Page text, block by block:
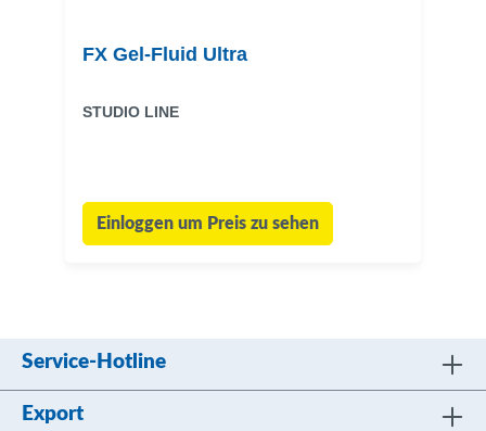
FX Gel-Fluid Ultra
STUDIO LINE
Einloggen um Preis zu sehen
Service-Hotline
Export